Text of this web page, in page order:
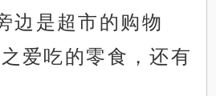
边是超市的购物
爱吃的零食，还有